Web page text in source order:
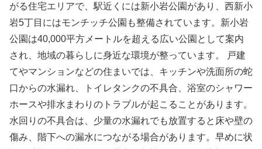
がる住宅エリアで、駅近くには新小岩公園があり、西新小
岩5丁目にはモンチッチ公園も整備されています。新小岩
公園は40,000平方メートルを超える広い公園として案内
され、地域の暮らしに身近な環境が整っています。 戸建
てやマンションなどの住まいでは、キッチンや洗面所の蛇
口からの水漏れ、トイレタンクの不具合、浴室のシャワー
ホースや排水まわりのトラブルが起こることがあります。
水回りの不具合は、少量の水漏れでも放置すると床や壁の
傷み、階下への漏水につながる場合があります。早めに状